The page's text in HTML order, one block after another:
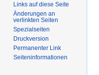
Links auf diese Seite
Änderungen an
verlinkten Seiten
Spezialseiten
Druckversion
Permanenter Link
Seiten­­informationen